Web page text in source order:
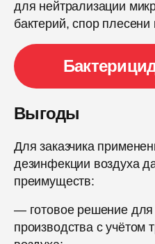
для нейтрализации
бактерий, спор плесени
Выгоды
Для заказчика
дезинфекции воздуха
преимуществ:
— готовое решение для
производства с учётом